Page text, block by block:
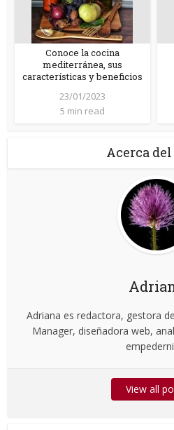
Conoce la cocina
mediterránea, sus
características y beneficios
23/01/2023
5 min read
Acerca
Adriana es redactora, gestora
Manager, diseñadora web,
View all